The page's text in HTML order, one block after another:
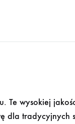
Te wysokiej
dla tradycyjnych